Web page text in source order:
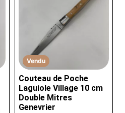
Vendu
Couteau de Poche
Laguiole Village 10 cm
Double Mitres
Genevrier